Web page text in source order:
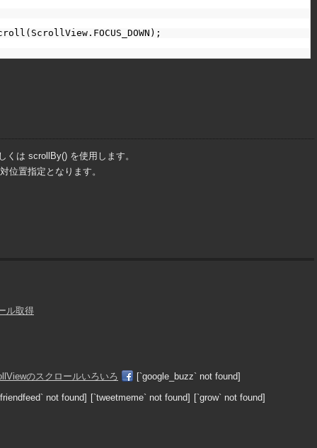
くは scrollBy() を使用します。
位置指定となります。
ル取得
[`google_buzz` not found]
not found] [`tweetmeme` not found] [`grow` not found]